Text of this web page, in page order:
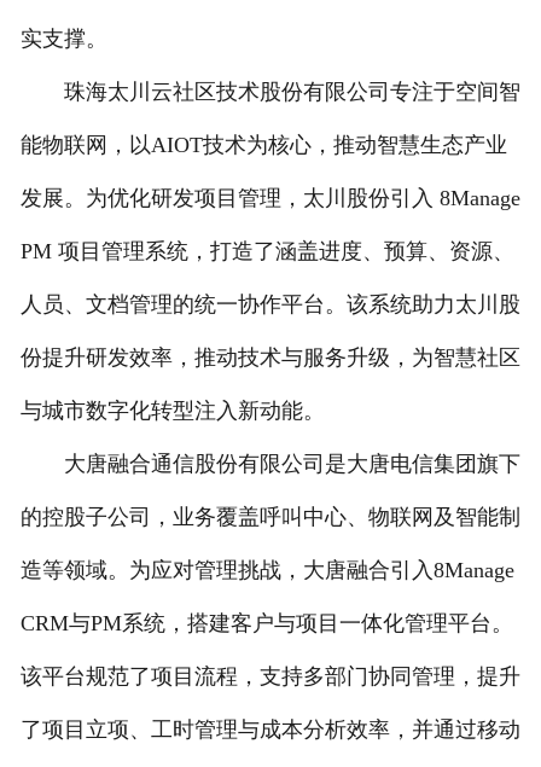
实支撑。
珠海太川云社区技术股份有限公司专注于空间智
能物联网，以AIOT技术为核心，推动智慧生态产业
发展。为优化研发项目管理，太川股份引入 8Manage
PM 项目管理系统，打造了涵盖进度、预算、资源、
人员、文档管理的统一协作平台。该系统助力太川股
份提升研发效率，推动技术与服务升级，为智慧社区
与城市数字化转型注入新动能。
大唐融合通信股份有限公司是大唐电信集团旗下
的控股子公司，业务覆盖呼叫中心、物联网及智能制
造等领域。为应对管理挑战，大唐融合引入8Manage
CRM与PM系统，搭建客户与项目一体化管理平台。
该平台规范了项目流程，支持多部门协同管理，提升
了项目立项、工时管理与成本分析效率，并通过移动